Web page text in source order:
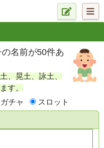
の名前が50件あ
、晃土、詠土、
す。
ガチャ スロット